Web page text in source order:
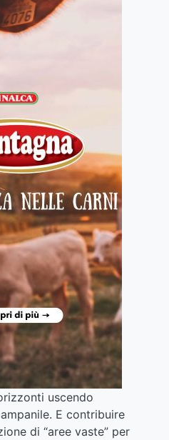
uscendo
E contribuire
di “aree vaste” per